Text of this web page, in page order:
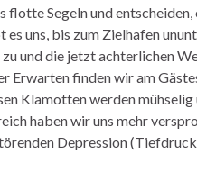
flotte Segeln und
es uns, bis zum Zielhafen
und die jetzt achterlichen
Erwarten finden wir am
Klamotten werden
haben wir uns mehr
Depression